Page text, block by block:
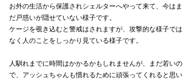
お外の生活から保護されシェルターへやって来て、今はま
だ戸惑いが隠せていない様子です。
ケージを覗き込むと警戒はされますが、攻撃的な様子では
なく人のことをしっかり見ている様子です。
人馴れまでに時間はかかるかもしれませんが、まだ若いの
で、アッシュちゃんも慣れるために頑張ってくれると思い